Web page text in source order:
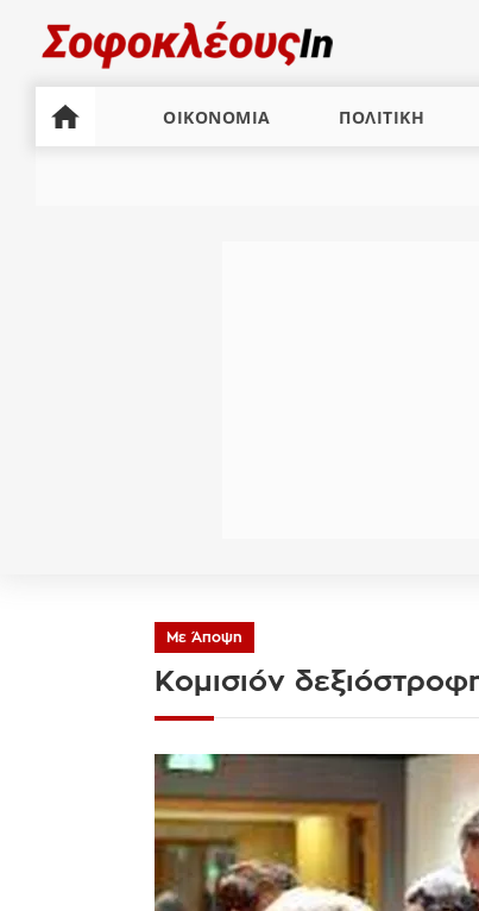
ΟΙΚΟΝΟΜΙΑ ΠΟΛΙΤΙΚΗ
Με Άποψη
Κομισιόν